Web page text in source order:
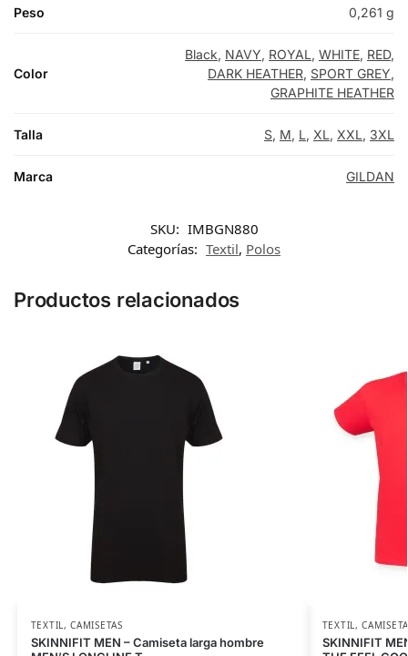
Peso 0,261 g
Color
Black, NAVY, ROYAL, WHITE, RED,
DARK HEATHER, SPORT GREY,
GRAPHITE HEATHER
Talla S, M, L, XL, XXL, 3XL
Marca GILDAN
SKU: IMBGN880
Categorías: Textil, Polos
Productos relacionados
TEXTIL,CAMISETAS
SKINNIFIT MEN – Camiseta larga hombre
TEXTIL,
SKINNIFIT